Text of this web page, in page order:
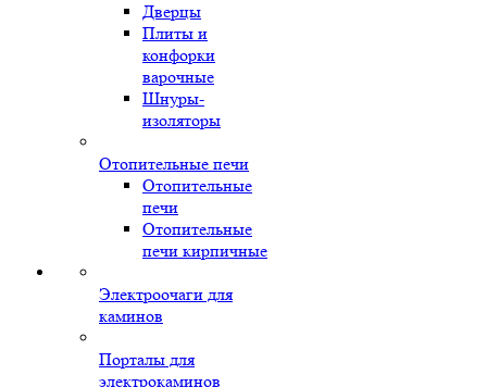
Дверцы
Плиты и
конфорки
варочные
Шнуры-
изоляторы
Отопительные печи
Отопительные
печи
Отопительные
печи кирпичные
Электроочаги для
каминов
Порталы для
электрокаминов